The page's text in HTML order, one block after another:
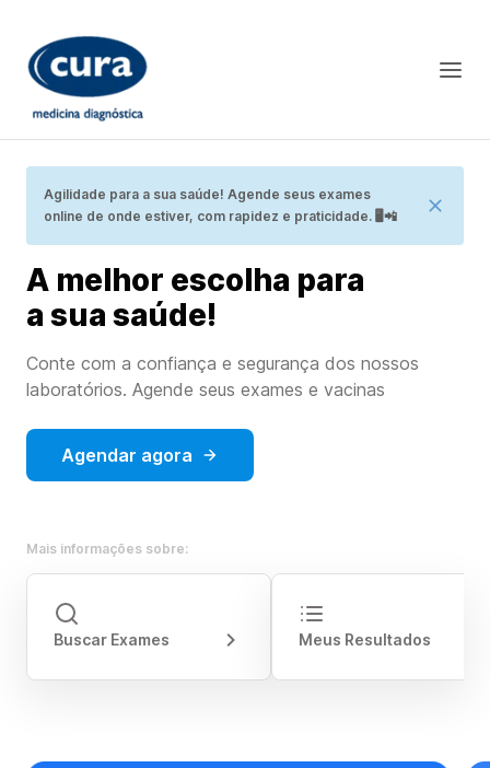
Agilidade para a sua saúde! Agende seus exames
online de onde estiver, com rapidez e praticidade. 🖥📲
A melhor escolha para
a sua saúde!
Conte com a confiança e segurança dos nossos
laboratórios. Agende seus exames e vacinas
Agendar agora
Mais informações sobre:
Buscar Exames Meus Resultados